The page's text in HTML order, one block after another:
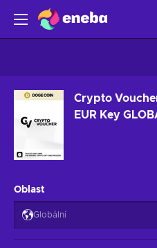
Crypto
EUR Key
Oblast
Globální